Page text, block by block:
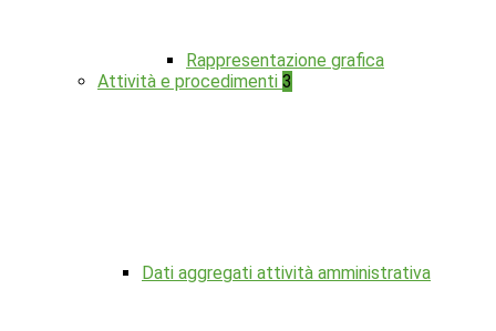
Rappresentazione grafica
Attività e procedimenti 3
Dati aggregati attività amministrativa